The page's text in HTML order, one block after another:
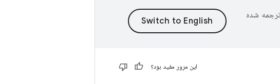
شده
این مرور مفید بود؟